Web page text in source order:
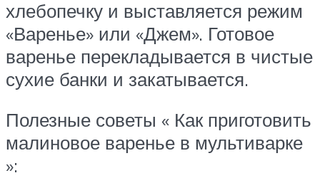
хлебопечку и выставляется режим
«Варенье» или «Джем». Готовое
варенье перекладывается в чистые
сухие банки и закатывается.
Полезные советы « Как приготовить
малиновое варенье в мультиварке
»: